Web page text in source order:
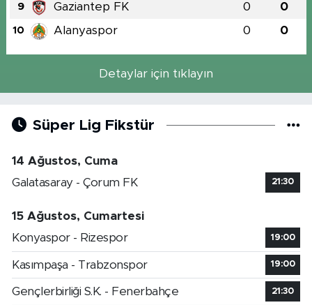
9 Gaziantep FK 0 0
10 Alanyaspor 0 0
Detaylar için tıklayın
Süper Lig Fikstür
14 Ağustos, Cuma
Galatasaray - Çorum FK
21:30
15 Ağustos, Cumartesi
Konyaspor - Rizespor
19:00
Kasımpaşa - Trabzonspor 19:00
Gençlerbirliği S.K. - Fenerbahçe 21:30